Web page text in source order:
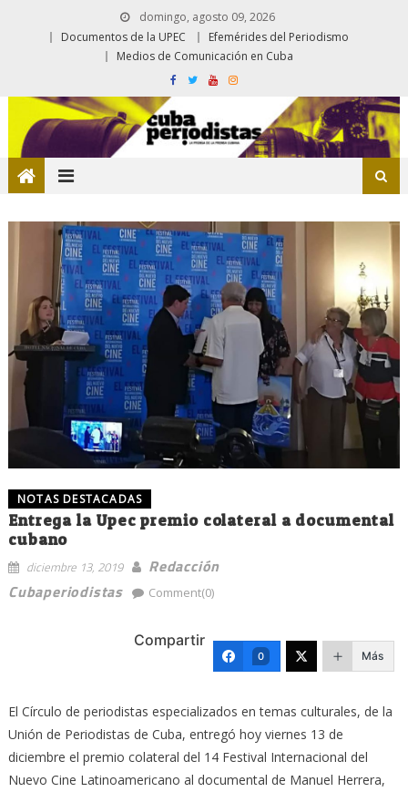
domingo, agosto 09, 2026
Documentos de la UPEC
Efemérides del Periodismo
Medios de Comunicación en Cuba
NOTAS DESTACADAS
Entrega la Upec premio colateral a documental
cubano
diciembre 13, 2019
Redacción
Cubaperiodistas
Comment(0)
Compartir
0 Más
El Círculo de periodistas especializados en temas culturales, de la
Unión de Periodistas de Cuba, entregó hoy viernes 13 de
diciembre el premio colateral del 14 Festival Internacional del
Nuevo Cine Latinoamericano al documental de Manuel Herrera,